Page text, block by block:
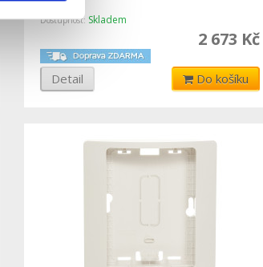
Dostupnost: Skladem
2 673 Kč
Detail Do košíku